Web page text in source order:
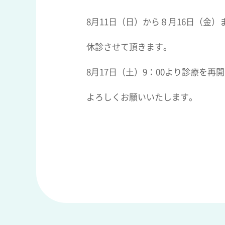
8月11日（日）から８月16日（金）
休診させて頂きます。
8月17日（土）9：00より診療を再開
よろしくお願いいたします。